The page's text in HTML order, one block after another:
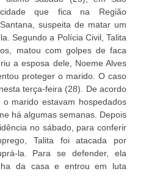
que fica na Região
suspeita de matar um
Segundo a Polícia Civil, Talita
matou com golpes de faca
a esposa dele, Noeme Alves
proteger o marido. O caso
terça-feira (28). De acordo
marido estavam hospedados
há algumas semanas. Depois
no sábado, para conferir
Talita foi atacada por
la. Para se defender, ela
da casa e entrou em luta